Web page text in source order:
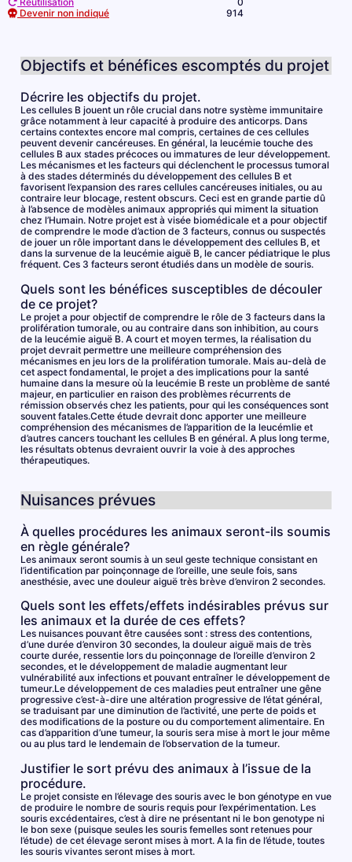
Devenir non indiqué
914
Objectifs et bénéfices escomptés du projet
Décrire les objectifs du projet.
Les cellules B jouent un rôle crucial dans notre système immunitaire
grâce notamment à leur capacité à produire des anticorps. Dans
certains contextes encore mal compris, certaines de ces cellules
peuvent devenir cancéreuses. En général, la leucémie touche des
cellules B aux stades précoces ou immatures de leur développement.
Les mécanismes et les facteurs qui déclenchent le processus tumoral
à des stades déterminés du développement des cellules B et
favorisent l’expansion des rares cellules cancéreuses initiales, ou au
contraire leur blocage, restent obscurs. Ceci est en grande partie dû
à l’absence de modèles animaux appropriés qui miment la situation
chez l’Humain. Notre projet est à visée biomédicale et a pour objectif
de comprendre le mode d’action de 3 facteurs, connus ou suspectés
de jouer un rôle important dans le développement des cellules B, et
dans la survenue de la leucémie aiguë B, le cancer pédiatrique le plus
fréquent. Ces 3 facteurs seront étudiés dans un modèle de souris.
Quels sont les bénéfices susceptibles de découler
de ce projet?
Le projet a pour objectif de comprendre le rôle de 3 facteurs dans la
prolifération tumorale, ou au contraire dans son inhibition, au cours
de la leucémie aiguë B. A court et moyen termes, la réalisation du
projet devrait permettre une meilleure compréhension des
mécanismes en jeu lors de la prolifération tumorale. Mais au-delà de
cet aspect fondamental, le projet a des implications pour la santé
humaine dans la mesure où la leucémie B reste un problème de santé
majeur, en particulier en raison des problèmes récurrents de
rémission observés chez les patients, pour qui les conséquences sont
souvent fatales.Cette étude devrait donc apporter une meilleure
compréhension des mécanismes de l’apparition de la leucémlie et
d’autres cancers touchant les cellules B en général. A plus long terme,
les résultats obtenus devraient ouvrir la voie à des approches
thérapeutiques.
Nuisances prévues
À quelles procédures les animaux seront-ils soumis
en règle générale?
Les animaux seront soumis à un seul geste technique consistant en
l’identification par poinçonnage de l’oreille, une seule fois, sans
anesthésie, avec une douleur aiguë très brève d’environ 2 secondes.
Quels sont les effets/effets indésirables prévus sur
les animaux et la durée de ces effets?
Les nuisances pouvant être causées sont : stress des contentions,
d’une durée d’environ 30 secondes, la douleur aiguë mais de très
courte durée, ressentie lors du poinçonnage de l’oreille d’environ 2
secondes, et le développement de maladie augmentant leur
vulnérabilité aux infections et pouvant entraîner le développement de
tumeur.Le développement de ces maladies peut entraîner une gêne
progressive c’est-à-dire une altération progressive de l’état général,
se traduisant par une diminution de l’activité, une perte de poids et
des modifications de la posture ou du comportement alimentaire. En
cas d’apparition d’une tumeur, la souris sera mise à mort le jour même
ou au plus tard le lendemain de l’observation de la tumeur.
Justifier le sort prévu des animaux à l’issue de la
procédure.
Le projet consiste en l’élevage des souris avec le bon génotype en vue
de produire le nombre de souris requis pour l’expérimentation. Les
souris excédentaires, c’est à dire ne présentant ni le bon genotype ni
le bon sexe (puisque seules les souris femelles sont retenues pour
l’étude) de cet élevage seront mises à mort. A la fin de l’étude, toutes
les souris vivantes seront mises à mort.